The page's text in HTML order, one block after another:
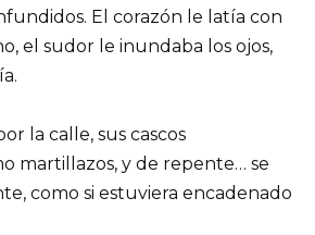
El corazón le latía con
el sudor le inundaba los ojos,
la calle, sus cascos
martillazos, y de repente… se
como si estuviera encadenado